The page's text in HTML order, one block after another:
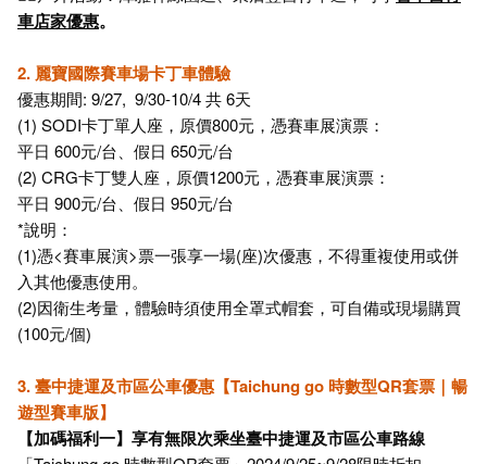
車店家優惠。
2. 麗寶國際賽車場卡丁車體驗
優惠期間: 9/27, 9/30-10/4 共 6天
(1) SODI卡丁單人座，原價800元，憑賽車展演票：
平日 600元/台、假日 650元/台
(2) CRG卡丁雙人座，原價1200元，憑賽車展演票：
平日 900元/台、假日 950元/台
*說明：
(1)憑<賽車展演>票一張享一場(座)次優惠，不得重複使用或併
入其他優惠使用。
(2)因衛生考量，體驗時須使用全罩式帽套，可自備或現場購買
(100元/個)
3. 臺中捷運及市區公車優惠【Taichung go 時數型QR套票｜暢
遊型賽車版】
【加碼福利一】享有無限次乘坐臺中捷運及市區公車路線